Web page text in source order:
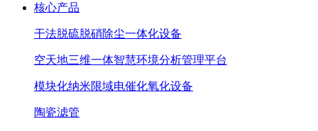
核心产品
干法脱硫脱硝除尘一体化设备
空天地三维一体智慧环境分析管理平台
模块化纳米限域电催化氧化设备
陶瓷滤管